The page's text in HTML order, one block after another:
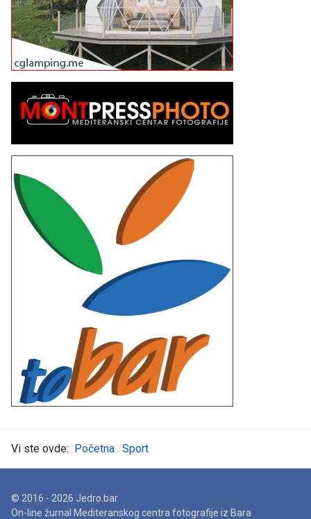
Vi ste ovde: Početna Sport
© 2016 - 2026 Jedro.bar
On-line žurnal Mediteranskog centra fotografije iz Bara